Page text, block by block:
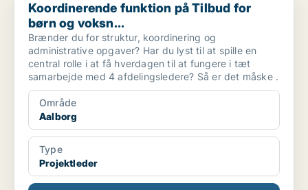
Koordinerende funktion på Tilbud for
børn og voksn...
Brænder du for struktur, koordinering og
administrative opgaver? Har du lyst til at spille en
central rolle i at få hverdagen til at fungere i tæt
samarbejde med 4 afdelingsledere? Så er det måske .
Område
Aalborg
Type
Projektleder